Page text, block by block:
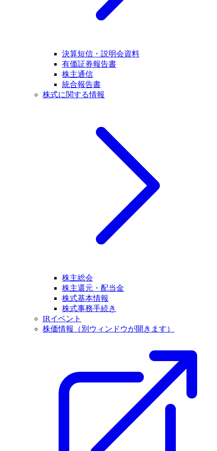
決算短信・説明会資料
有価証券報告書
株主通信
統合報告書
株式に関する情報
株主総会
株主還元・配当金
株式基本情報
株式事務手続き
IRイベント
株価情報
（別ウィンドウが開きます）